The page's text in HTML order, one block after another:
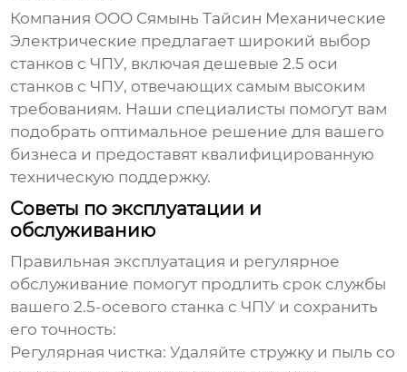
Компания ООО Сямынь Тайсин Механические
Электрические предлагает широкий выбор
станков с ЧПУ, включаядешевые 2.5 оси
станков с ЧПУ, отвечающих самым высоким
требованиям. Наши специалисты помогут вам
подобрать оптимальное решение для вашего
бизнеса и предоставят квалифицированную
техническую поддержку.
Советы по эксплуатации и
обслуживанию
Правильная эксплуатация и регулярное
обслуживание помогут продлить срок службы
вашего 2.5-осевого станка с ЧПУ и сохранить
его точность:
Регулярная чистка: Удаляйте стружку и пыль со